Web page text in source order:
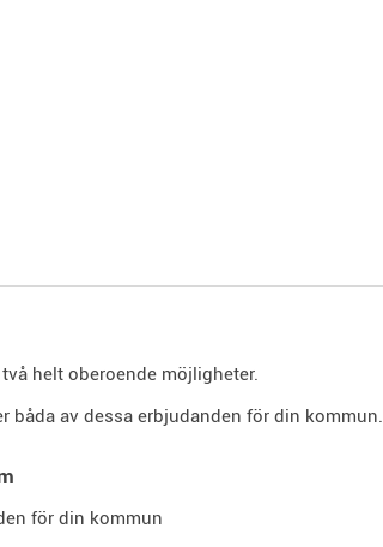
helt oberoende möjligheter.
båda av dessa erbjudanden för din kommun.
för din kommun